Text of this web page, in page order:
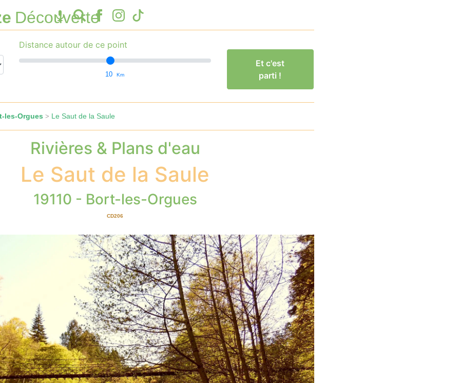
Découverte
Distance autour de ce point
10 Km
Et c'est
parti !
les-Orgues > Le Saut de la Saule
Rivières & Plans d'eau
Le Saut de la Saule
19110 - Bort-les-Orgues
CD206